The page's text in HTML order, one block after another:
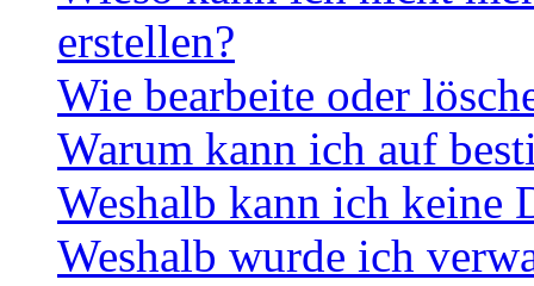
erstellen?
Wie bearbeite oder
Warum kann ich auf
Weshalb kann ich keine
Weshalb wurde ich